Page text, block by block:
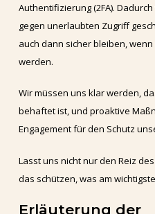
Authentifizierung (2FA).
gegen unerlaubten Zugriff
auch dann sicher bleiben,
werden.
Wir müssen uns klar werden,
behaftet ist, und proaktive
Engagement für den Schutz
Lasst uns nicht nur den Reiz
das schützen, was am
Erläuterung der